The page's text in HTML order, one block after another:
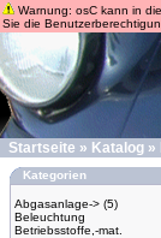
Warnung: osC kann in
Sie die
Startseite » Katalog »
Kategorien
Abgasanlage-> (5)
Beleuchtung
Betriebsstoffe,-mat.